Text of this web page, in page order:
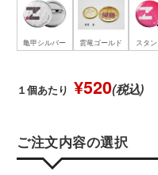
亀甲シルバー 雲竜ゴールド スタ
１個あたり ¥520(税込)
ご注文内容の選択